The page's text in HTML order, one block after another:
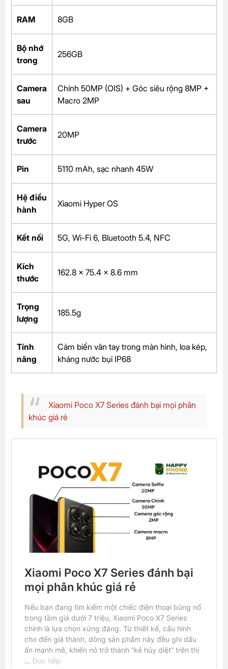
RAM 8GB
Bộ nhớ
trong
256GB
Camera
sau
Chính 50MP (OIS) + Góc siêu rộng 8MP +
Macro 2MP
Camera
trước
20MP
Pin 5110 mAh, sạc nhanh 45W
Hệ điều
hành
Xiaomi Hyper OS
Kết nối 5G, Wi-Fi 6, Bluetooth 5.4, NFC
Kích
thước
162.8 x 75.4 x 8.6 mm
Trọng
lượng
185.5g
Tính
năng
Cảm biến vân tay trong màn hình, loa kép,
kháng nước bụi IP68
Xiaomi Poco X7 Series đánh bại mọi phân
khúc giá rẻ